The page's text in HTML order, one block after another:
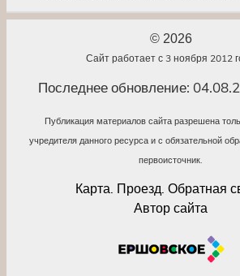
© 2026
Сайт работает с 3 ноября 2012
Последнее обновление:
Публикация материалов сайта разрешена
учредителя данного ресурса и с обязательной
первоисточник.
Карта. Проезд. Обратная
Автор сайта